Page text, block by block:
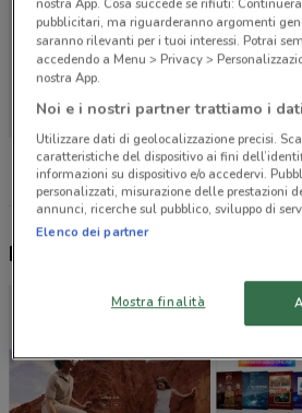
Parentini Lovable
Nuovi prodotti da provare
nostra App. Cosa succede se rifiuti:
pubblicitari, ma riguarderanno argomenti
saranno rilevanti per i tuoi interessi. Potrai
accedendo a Menu > Privacy >
nostra App.
Noi e i nostri partner trattiamo i
Utilizzare dati di geolocalizzazione precisi.
caratteristiche del dispositivo ai fini
informazioni su dispositivo e/o accedervi.
personalizzati, misurazione delle prestazioni
annunci, ricerche sul pubblico, sviluppo di
Elenco dei partner
Mostra finalità